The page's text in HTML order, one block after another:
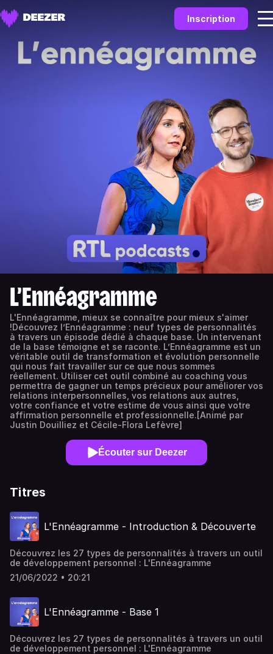
Inscription
L’Ennéagramme
L'Ennéagramme, mieux se connaître pour mieux s'aimer
!Découvrez l’Ennéagramme : neuf types de personnalités
à travers un épisode dédié à chaque base. Un intervenant
de la base témoigne et se raconte. L’Ennéagramme est un
véritable outil de transformation et évolution personnelle
qui nous fait travailler sur ce que nous sommes
réellement. Utiliser cet outil combiné au coaching vous
permettra de gagner un temps précieux pour améliorer vos
relations interpersonnelles, vos relations aux autres,
votre confiance et votre estime de vous ainsi que votre
affirmation personnelle et professionnelle.[Animé par
Justin Douilliez et Cécile-Flora Lefèvre]
Écouter sur Deezer
Titres
L'Ennéagramme - Introduction & Découverte
Découvrez les 27 types de personnalités à travers un outil
de développement personnel : L'Ennéagramme
21/06/2022 • 20:21
L'Ennéagramme - Base 1
Découvrez les 27 types de personnalités à travers un outil
de développement personnel : L'Ennéagramme